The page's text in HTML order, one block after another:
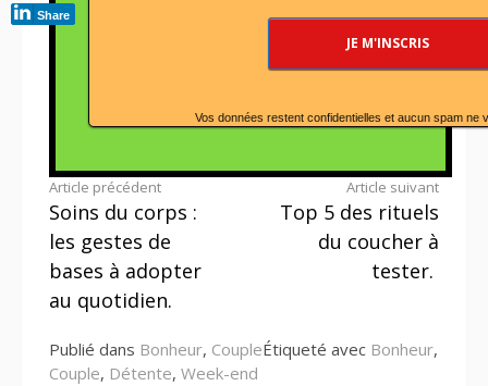
Vos données restent confidentielles et aucun spam ne
Lire
la
suite
Article précédent
Soins du corps :
les gestes de
bases à adopter
au quotidien.
Article suivant
Top 5 des rituels
du coucher à
tester.
Publié dans Bonheur, CoupleÉtiqueté avec Bonheur,
Couple, Détente, Week-end
Share